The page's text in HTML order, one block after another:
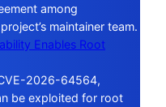
among
maintainer team.
Enables Root
2026-64564,
be exploited for root